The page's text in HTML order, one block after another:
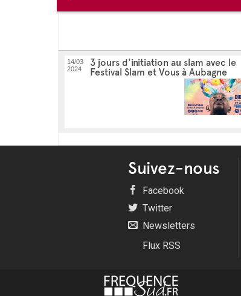
14/03
2024
3 jours d'initiation au slam avec le
Festival Slam et Vous à Aubagne
Suivez-nous
Facebook
Twitter
Newsletters
Flux RSS